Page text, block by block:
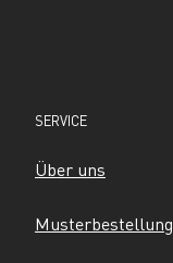
SERVICE
Über uns
Musterbestellung